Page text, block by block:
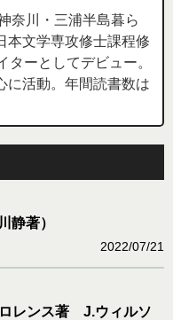
奈川・三浦半島暮ら
本文学専攻修士課程修
ーとしてデビュー。
に活動。年間読書数は
静著）
2022/07/21
ロレンス著 J.ウィルソ